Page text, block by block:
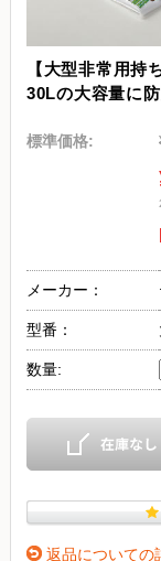
【大型非常用持
30Lの大容量に
標準価格:
メーカー：
型番：
数量:
返品についての